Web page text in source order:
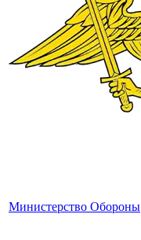
Министерство Обороны